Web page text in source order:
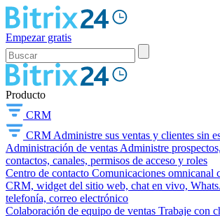
Empezar gratis
Producto
CRM
CRM Administre sus ventas y clientes sin
Administración de ventas Administre
contactos, canales, permisos de acceso y roles
Centro de contacto Comunicaciones omnicanal
CRM, widget del sitio web, chat en vivo,
telefonía, correo electrónico
Colaboración de equipo de ventas Trabaje con